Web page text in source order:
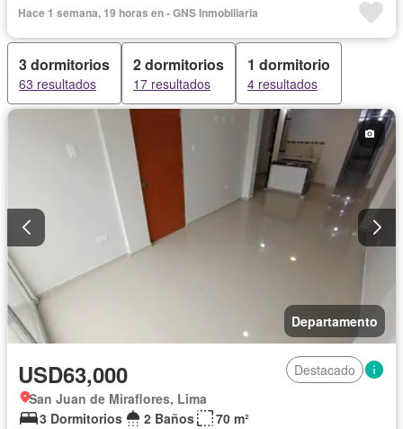
Hace 1 semana, 19 horas en - GNS Inmobiliaria
3 dormitorios
63 resultados
2 dormitorios
17 resultados
1 dormitorio
4 resultados
Departamento
USD63,000
Destacado
San Juan de Miraflores, Lima
3 Dormitorios
2 Baños
70 m²